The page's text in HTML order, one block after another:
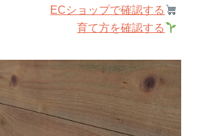
ECショップで確認する
育て方を確認する